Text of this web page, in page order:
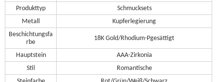
Produkttyp
Schmucksets
Metall
Kupferlegierung
Beschichtungsfa
rbe
18K Gold/Rhodium-Pgesättigt
Hauptstein
AAA-Zirkonia
Stil
Romantische